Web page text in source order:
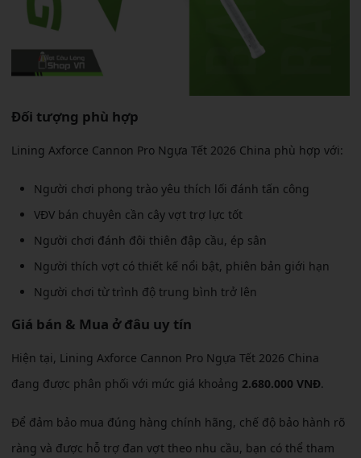
Đối tượng phù hợp
Lining Axforce Cannon Pro Ngựa Tết 2026 China phù hợp với:
Người chơi phong trào yêu thích lối đánh tấn công
VĐV bán chuyên cần cây vợt trợ lực tốt
Người chơi đánh đôi thiên đập cầu, ép sân
Người thích vợt có thiết kế nổi bật, phiên bản giới hạn
Người chơi từ trình độ trung bình trở lên
Giá bán & Mua ở đâu uy tín
Hiện tại, Lining Axforce Cannon Pro Ngựa Tết 2026 China
đang được phân phối với mức giá khoảng 2.680.000 VNĐ.
Để đảm bảo mua đúng hàng chính hãng, chế độ bảo hành rõ
ràng và được hỗ trợ đan vợt theo nhu cầu, bạn có thể tham